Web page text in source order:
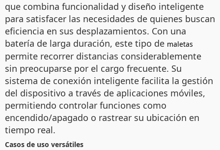
que combina funcionalidad y diseño inteligente
para satisfacer las necesidades de quienes buscan
eficiencia en sus desplazamientos. Con una
batería de larga duración, este tipo de maletas
permite recorrer distancias considerablemente
sin preocuparse por el cargo frecuente. Su
sistema de conexión inteligente facilita la gestión
del dispositivo a través de aplicaciones móviles,
permitiendo controlar funciones como
encendido/apagado o rastrear su ubicación en
tiempo real.
Casos de uso versátiles